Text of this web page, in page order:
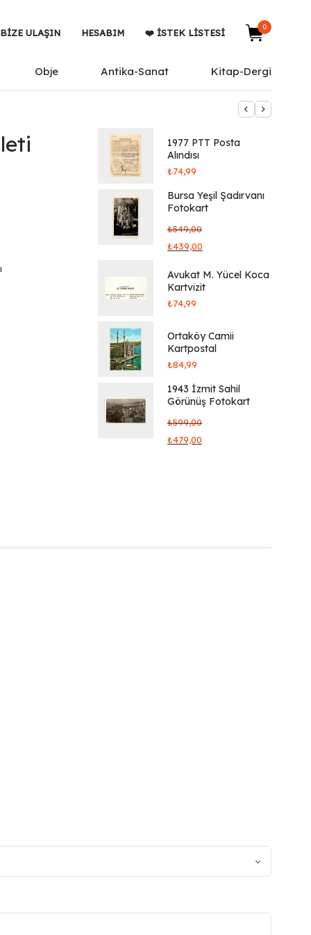
BIZE ULAŞIN HESABIM ❤️ İSTEK LISTESI
0
Obje Antika-Sanat Kitap-Dergi
1977 PTT Posta
Alındısı
₺74,99
Bursa Yeşil Şadırvanı
Fotokart
₺549,00
₺439,00
Avukat M. Yücel Koca
Kartvizit
₺74,99
Ortaköy Camii
Kartpostal
₺84,99
1943 İzmit Sahil
Görünüş Fotokart
₺599,00
₺479,00